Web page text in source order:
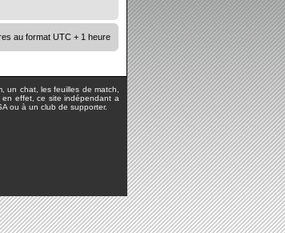
au format UTC + 1 heure
un chat, les feuilles de match,
en effet, ce site indépendant a
ou à un club de supporter.